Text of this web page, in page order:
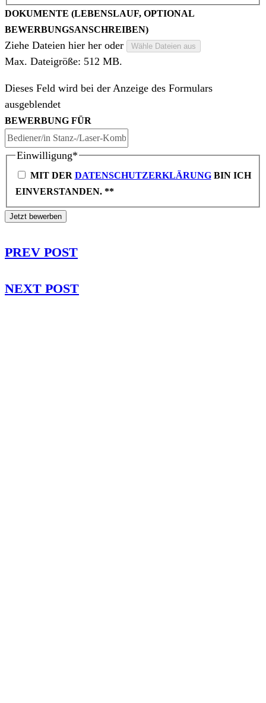
DOKUMENTE (LEBENSLAUF, OPTIONAL
BEWERBUNGSANSCHREIBEN)
Ziehe Dateien hier her oder Wähle Dateien aus
Max. Dateigröße: 512 MB.
Dieses Feld wird bei der Anzeige des Formulars
ausgeblendet
BEWERBUNG FÜR
Einwilligung*
MIT DER DATENSCHUTZERKLÄRUNGBIN ICH
EINVERSTANDEN. **
PREV POST
NEXT POST